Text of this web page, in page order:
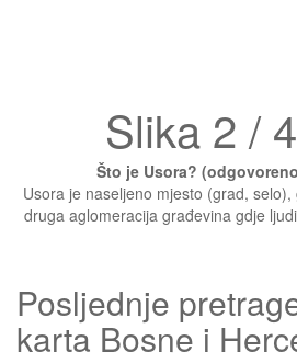
Slika 2 / 4
Što je Usora?
Usora je naseljeno mjesto (grad, selo),
druga aglomeracija građevina gdje
Posljednje
karta Bosne i